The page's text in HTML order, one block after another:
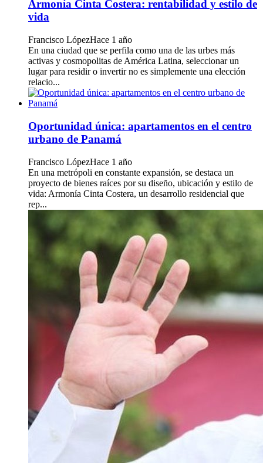
Armonía Cinta Costera: rentabilidad y estilo de
vida
Francisco LópezHace 1 año
En una ciudad que se perfila como una de las urbes más
activas y cosmopolitas de América Latina, seleccionar un
lugar para residir o invertir no es simplemente una elección
relacio...
Oportunidad única: apartamentos en el centro
urbano de Panamá
Francisco LópezHace 1 año
En una metrópoli en constante expansión, se destaca un
proyecto de bienes raíces por su diseño, ubicación y estilo de
vida: Armonía Cinta Costera, un desarrollo residencial que
rep...